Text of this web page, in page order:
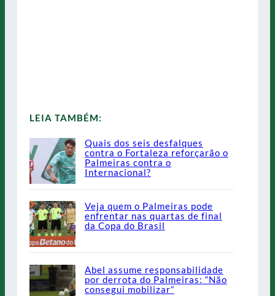
LEIA TAMBÉM:
Quais dos seis desfalques
contra o Fortaleza reforçarão o
Palmeiras contra o
Internacional?
Veja quem o Palmeiras pode
enfrentar nas quartas de final
da Copa do Brasil
Abel assume responsabilidade
por derrota do Palmeiras: “Não
consegui mobilizar”